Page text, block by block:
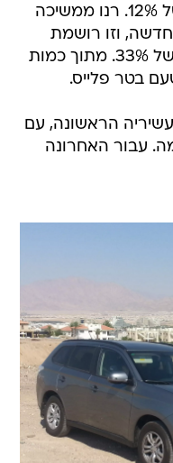
8,247 מכוניות חדשות, ירידה של 12%. רנו ממשיכה
וזו רושמת
7,909 מכוניות חדשות, צמיחה של 33%. מתוך כמות
הראשונה, עם
ו-6,733 בהתאמה. עבור האחרונה